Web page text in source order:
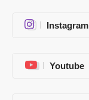
Instagram
Youtube